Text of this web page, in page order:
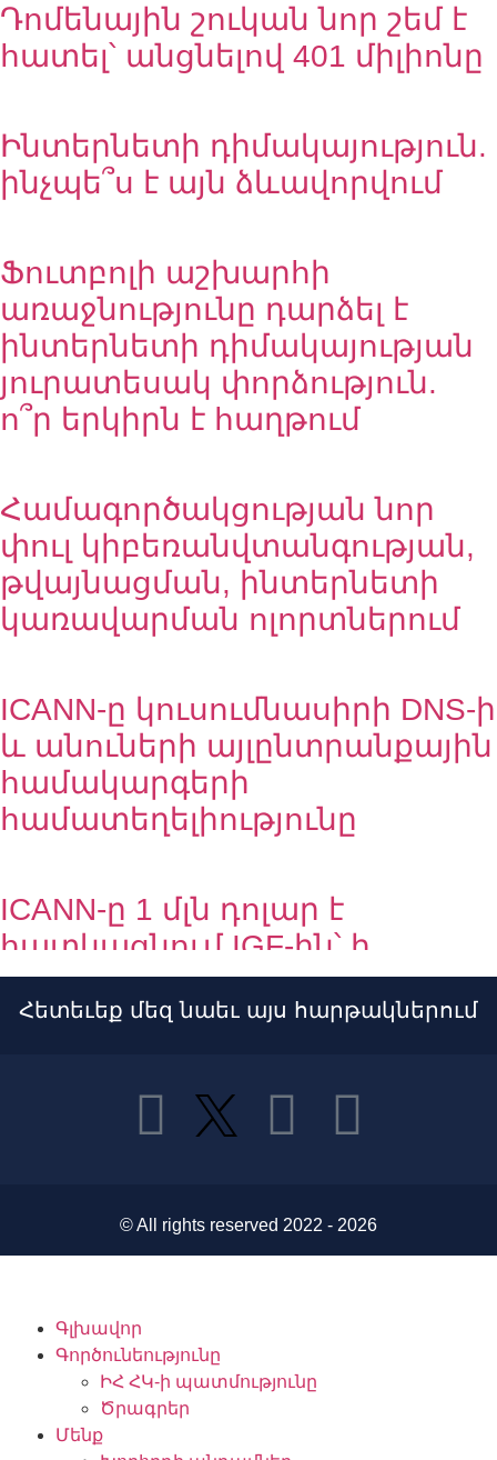
Դոմենային շուկան նոր շեմ է
հատել՝ անցնելով 401 միլիոնը
Ինտերնետի դիմակայություն.
ինչպե՞ս է այն ձևավորվում
Ֆուտբոլի աշխարհի
առաջնությունը դարձել է
ինտերնետի դիմակայության
յուրատեսակ փորձություն.
ո՞ր երկիրն է հաղթում
Համագործակցության նոր
փուլ կիբեռանվտանգության,
թվայնացման, ինտերնետի
կառավարման ոլորտներում
ICANN-ը կուսումնասիրի DNS-ի
և անուների այլընտրանքային
համակարգերի
համատեղելիությունը
ICANN-ը 1 մլն դոլար է
հատկացնում IGF-ին՝ ի
նպաստ գլոբալ ինտերնետ
կառավարման ամրապնդման
Գլոբալ ISOC. նոր «peering»
մոդելները կարող են խոցելի
դիմակայունությունը
արագության, կայունության և
մատչելիության հիմքում
Հետեւեք մեզ նաեւ այս հարթակներում
© All rights reserved 2022 - 2026
Գլխավոր
Գործունեությունը
ԻՀ ՀԿ-ի պատմությունը
Ծրագրեր
Մենք